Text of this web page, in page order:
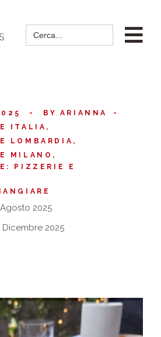
Search
for:
BY
ARIANNA
ITALIA
LOMBARDIA
MILANO
PIZZERIE E
2025
2025